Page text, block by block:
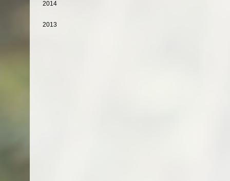
2014
2013